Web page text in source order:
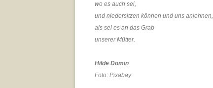
wo es auch sei,
und niedersitzen können und uns anlehnen,
als sei es an das Grab
unserer Mütter.
Hilde Domin
Foto: Pixabay